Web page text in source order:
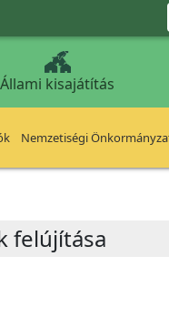
Állami kisajátítás
Nemzetiségi
felújítása